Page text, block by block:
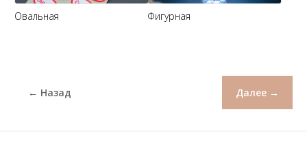
Овальная Фигурная
← Назад Далее →